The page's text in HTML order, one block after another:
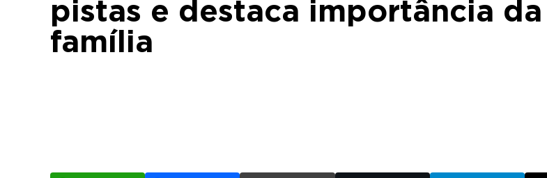
pistas e destaca importância da
família